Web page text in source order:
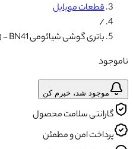
قطعات موبایل
/
باتری گوشی شیائومی Redmi Note 4 (MediaTek) - BN41
ناموجود
موجود شد، خبرم کن
گارانتی سلامت محصول
پرداخت امن و مطمئن